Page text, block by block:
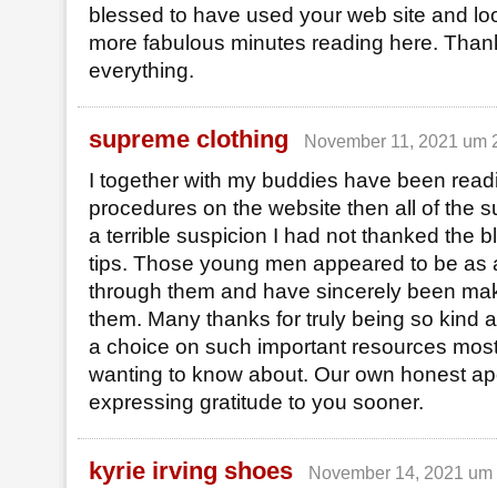
blessed to have used your web site and
more fabulous minutes reading here.
everything.
supreme clothing November 11, 2021 um
I together with my buddies have been
procedures on the website then all of the
a terrible suspicion I had not thanked the
tips. Those young men appeared to be as
through them and have sincerely been
them. Many thanks for truly being so kind
a choice on such important resources
wanting to know about. Our own honest
expressing gratitude to you sooner.
kyrie irving shoes November 14, 2021 um